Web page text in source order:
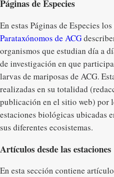
Páginas de Especies
En estas Páginas de Especies
Parataxónomos de ACG
organismos que estudian día a
de investigación en que
larvas de mariposas de ACG.
realizadas en su totalidad
publicación en el sitio web) por
estaciones biológicas ubicadas
sus diferentes ecosistemas.
Artículos desde las estaciones
En esta sección contiene